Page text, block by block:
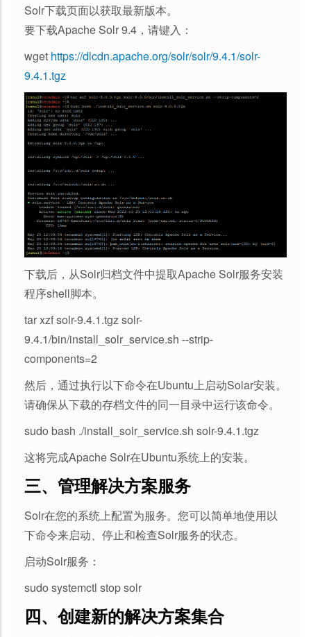
Solr下载页面以获取最新版本。
要下载Apache Solr 9.4，请键入：
wget https://dlcdn.apache.org/solr/solr/9.4.1/solr-
9.4.1.tgz
下载后，从Solr归档文件中提取Apache Solr服务安装
程序shell脚本。
tar xzf solr-9.4.1.tgz solr-
9.4.1/bin/install_solr_service.sh --strip-
components=2
然后，通过执行以下命令在Ubuntu上启动Solar安装。
请确保从下载的存档文件的同一目录中运行该命令。
sudo bash ./install_solr_service.sh solr-9.4.1.tgz
这将完成Apache Solr在Ubuntu系统上的安装。
三、管理解决方案服务
Solr在您的系统上配置为服务。您可以简单地使用以
下命令来启动、停止和检查Solr服务的状态。
启动Solr服务：
sudo systemctl stop solr
四、创建新的解决方案集合